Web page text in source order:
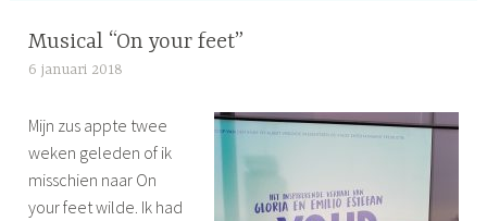
Musical “On your feet”
6 januari 2018
m
o
n
e
Mijn zus appte twee
weken geleden of ik
misschien naar On
your feet wilde. Ik had